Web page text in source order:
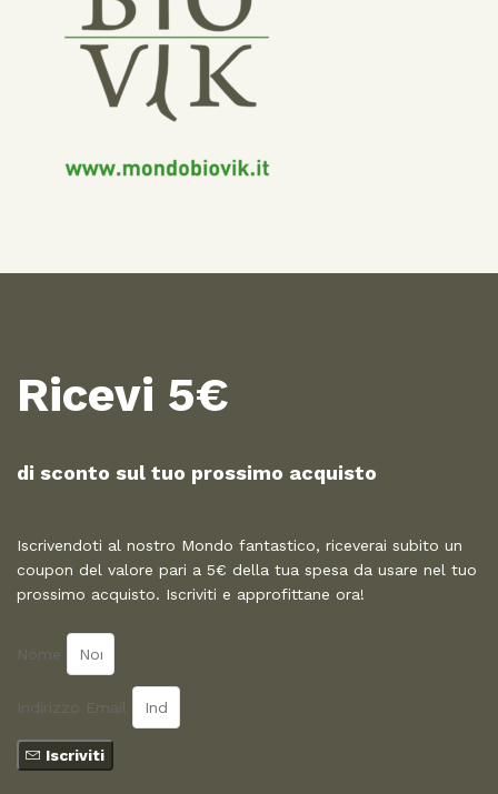
Ricevi 5€
di sconto sul tuo prossimo acquisto​
Iscrivendoti al nostro Mondo fantastico, riceverai subito un
coupon del valore pari a 5€ della tua spesa da usare nel tuo
prossimo acquisto. Iscriviti e approfittane ora!
Nome
Indirizzo Email
Iscriviti